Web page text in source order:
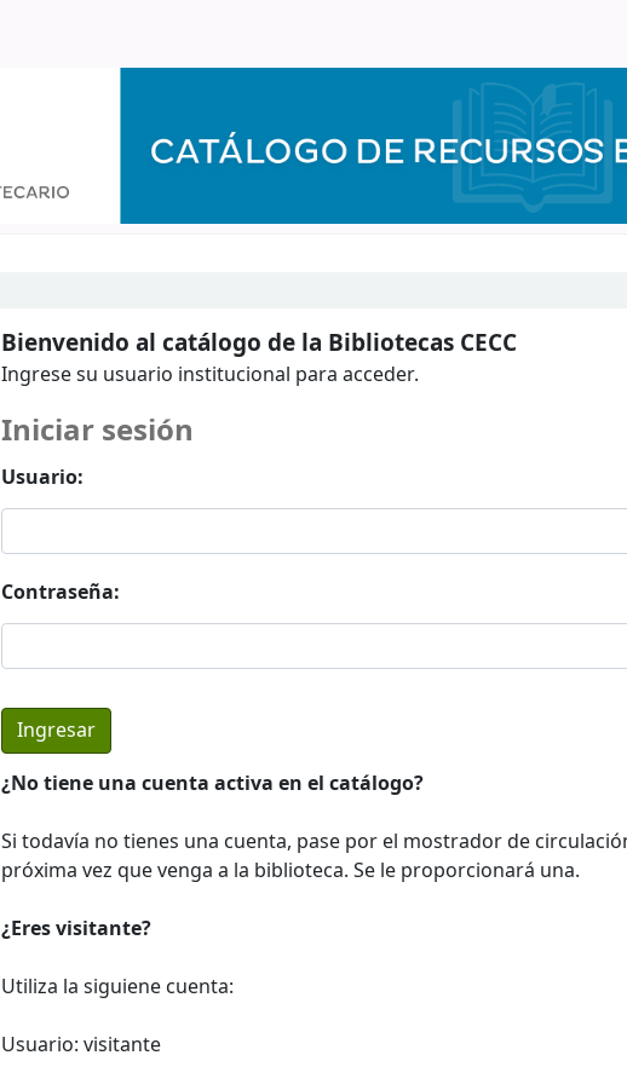
Bienvenido al catálogo de la Bibliotecas CECC
Ingrese su usuario institucional para acceder.
Iniciar sesión
Usuario:
Contraseña:
¿No tiene una cuenta activa en el catálogo?
Si todavía no tienes una cuenta, pase por el mostrador de
próxima vez que venga a la biblioteca. Se le proporcionará una.
¿Eres visitante?
Utiliza la siguiene cuenta:
Usuario: visitante